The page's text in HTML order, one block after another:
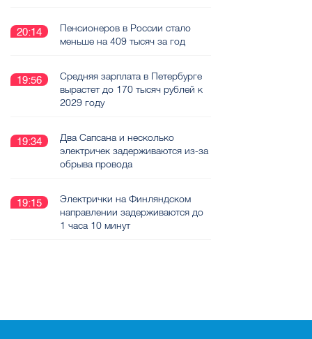
20:14
Пенсионеров в России стало
меньше на 409 тысяч за год
19:56
Средняя зарплата в Петербурге
вырастет до 170 тысяч рублей к
2029 году
19:34
Два Сапсана и несколько
электричек задерживаются из-за
обрыва провода
19:15
Электрички на Финляндском
направлении задерживаются до
1 часа 10 минут